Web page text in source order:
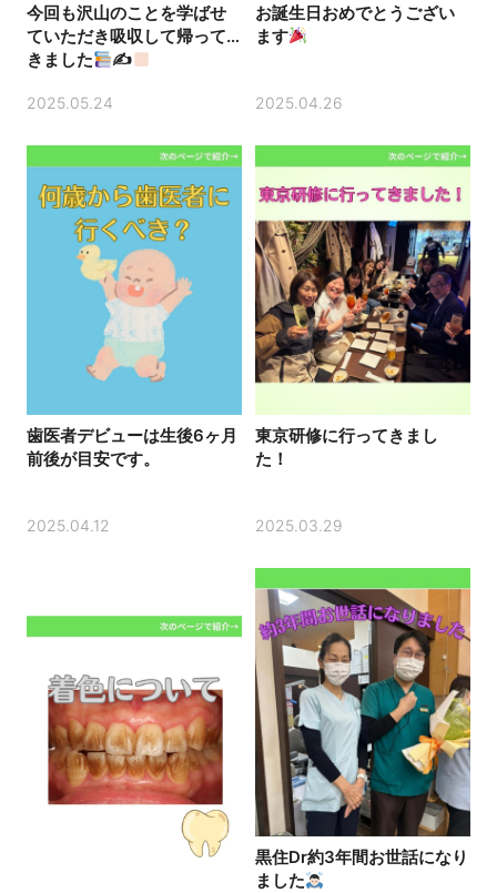
今回も沢山のことを学ばせ
ていただき吸収して帰って
きました
✍
2025.05.24
お誕生日おめでとうござい
ます
2025.04.26
歯医者デビューは生後6ヶ月
前後が目安です。
2025.04.12
東京研修に行ってきまし
た！
2025.03.29
黒住Dr約3年間お世話になり
ました